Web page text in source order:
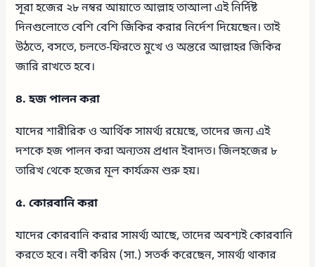
সূরা হজের ২৮ নম্বর আয়াতে আল্লাহ তাআলা এই নির্দিষ্ট
দিনগুলোতে বেশি বেশি জিকির করার নির্দেশ দিয়েছেন। তাই
উঠতে, বসতে, চলতে-ফিরতে মুখে ও অন্তরে আল্লাহর জিকির
জারি রাখতে হবে।
৪. হজ পালন করা
যাদের শারীরিক ও আর্থিক সামর্থ্য রয়েছে, তাদের জন্য এই
দশকে হজ পালন করা অন্যতম প্রধান ইবাদত। জিলহজের ৮
তারিখ থেকে হজের মূল কার্যক্রম শুরু হয়।
৫. কোরবানি করা
যাদের কোরবানি করার সামর্থ্য আছে, তাদের অবশ্যই কোরবানি
করতে হবে। নবী করিম (সা.) সতর্ক করেছেন, সামর্থ্য থাকার